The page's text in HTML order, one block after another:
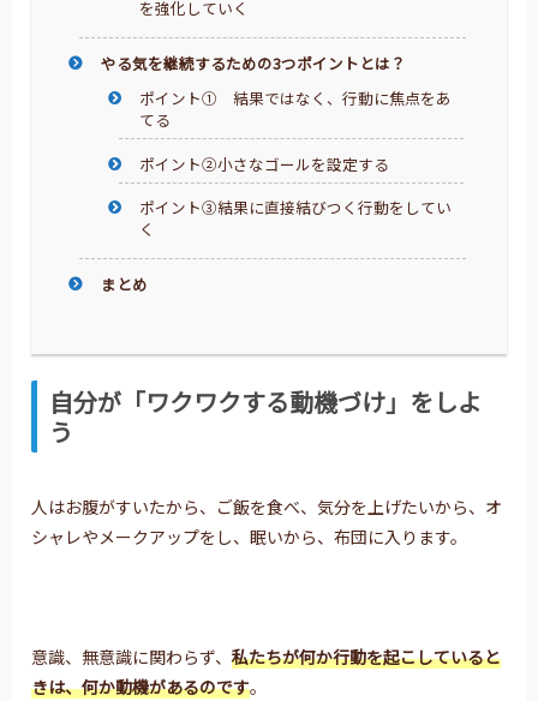
を強化していく
やる気を継続するための3つポイントとは？
ポイント① 結果ではなく、行動に焦点をあ
てる
ポイント②小さなゴールを設定する
ポイント③結果に直接結びつく行動をしてい
く
まとめ
自分が「ワクワクする動機づけ」をしよ
う
人はお腹がすいたから、ご飯を食べ、気分を上げたいから、オ
シャレやメークアップをし、眠いから、布団に入ります。
意識、無意識に関わらず、 私たちが何か行動を起こしていると
きは、何か動機があるのです。